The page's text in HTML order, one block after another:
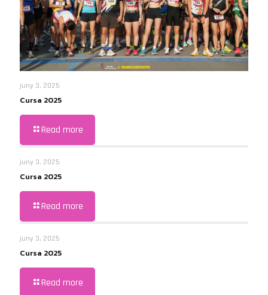
juny 3, 2025
Cursa 2025
Read more
juny 3, 2025
Cursa 2025
Read more
juny 3, 2025
Cursa 2025
Read more